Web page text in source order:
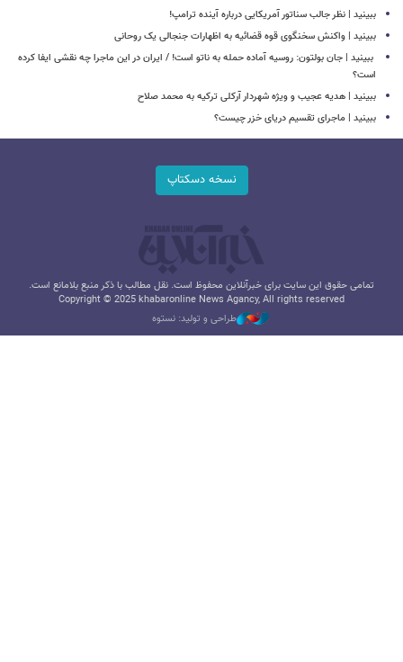
ببینید | نظر جالب سناتور آمریکایی درباره آینده ترامپ!
ببینید | واکنش سخنگوی قوه قضائیه به اظهارات جنجالی یک روحانی
‏ ببینید | جان بولتون: روسیه آماده حمله به ناتو است! / ایران در این ماجرا چه نقشی ایفا کرده
است؟
ببینید | هدیه عجیب و ویژه شهردار آرکلی ترکیه به محمد صلاح
ببینید | ماجرای تقسیم دریای خزر چیست؟
نسخه دسکتاپ
تمامی حقوق این سایت برای خبرآنلاین محفوظ است. نقل مطالب با ذکر منبع بلامانع است.
Copyright © 2025 khabaronline News Agancy, All rights reserved
طراحی و تولید: نستوه